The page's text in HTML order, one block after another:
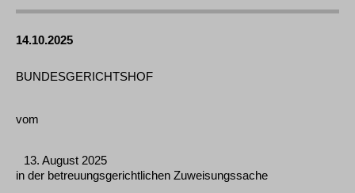
14.10.2025
BUNDESGERICHTSHOF
vom
13. August 2025
in der betreuungsgerichtlichen Zuweisungssache